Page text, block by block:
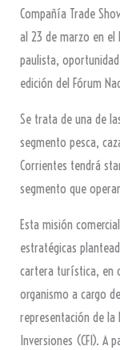
Compañía Trade
al 23 de marzo en el
paulista,
edición del Fórum
Se trata de una de
segmento pesca,
Corrientes tendrá
segmento que
Esta misión
estratégicas
cartera turística, en
organismo a cargo
representación de la
Inversiones (CFI). A